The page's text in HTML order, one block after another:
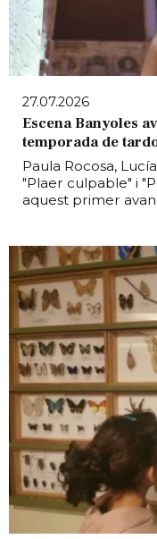
27.07.2026
Escena Banyoles
temporada de
Paula Rocosa,
"Plaer culpable" i
aquest primer